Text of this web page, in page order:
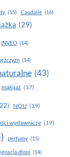
(15) Caudalie (16)
(29)
INVEO (14)
(14)
(43)
makijaż (17)
NOU (19)
wydawnicze (19)
perfumy (15)
dłoni (14)